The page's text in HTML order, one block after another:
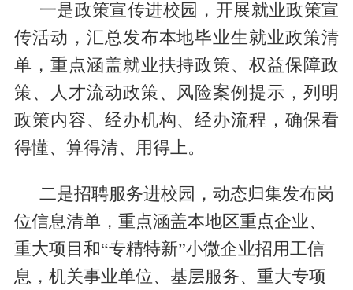
一是政策宣传进校园，开展就业政策宣
传活动，汇总发布本地毕业生就业政策清
单，重点涵盖就业扶持政策、权益保障政
策、人才流动政策、风险案例提示，列明
政策内容、经办机构、经办流程，确保看
得懂、算得清、用得上。
二是招聘服务进校园，动态归集发布岗
位信息清单，重点涵盖本地区重点企业、
重大项目和“专精特新”小微企业招用工信
息，机关事业单位、基层服务、重大专项